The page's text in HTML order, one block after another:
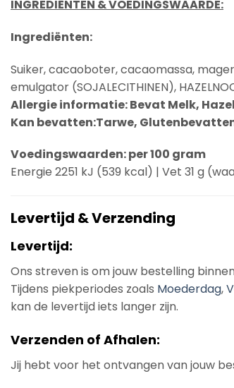
INGREDIËNTEN & VOEDINGSWAARDE:
Ingrediënten:
Suiker, cacaoboter, cacaomassa,
emulgator (SOJALECITHINEN),
Allergie informatie:Bevat Melk,
Kan bevatten:Tarwe,
Voedingswaarden: per 100 gram
Energie 2251 kJ (539 kcal) | Vet 31 g
Levertijd & Verzending
Levertijd:
Ons streven is om jouw bestelling
Tijdens piekperiodes zoals Moederdag,
kan de levertijd iets langer zijn.
Verzenden of Afhalen:
Jij hebt voor het ontvangen van jouw